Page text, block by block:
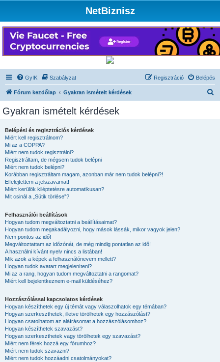
NetBiznisz
GyIK Szabályzat Belépés
Regisztráció
Fórum kezdőlap Gyakran ismételt kérdések
Gyakran ismételt kérdések
Belépési és regisztrációs kérdések
Miért kell regisztrálnom?
Mi az a COPPA?
Miért nem tudok regisztrálni?
Regisztráltam, de mégsem tudok belépni
Miért nem tudok belépni?
Korábban regisztráltam magam, azonban már nem tudok belépni?!
Elfelejtettem a jelszavamat!
Miért kerülök kiléptetésre automatikusan?
Mit csinál a „Sütik törlése”?
Felhasználói beállítások
Hogyan tudom megváltoztatni a beállításaimat?
Hogyan tudom megakadályozni, hogy mások lássák, mikor vagyok jelen?
Nem pontos az idő!
Megváltoztattam az időzónát, de még mindig pontatlan az idő!
A használni kívánt nyelv nincs a listában!
Mik azok a képek a felhasználónevem mellett?
Hogyan tudok avatart megjeleníteni?
Mi az a rang, hogyan tudom megváltoztatni a rangomat?
Miért kell bejelentkeznem e-mail küldéséhez?
Hozzászólással kapcsolatos kérdések
Hogyan készíthetek egy új témát vagy válaszolhatok egy témában?
Hogyan szerkeszthetek, illetve törölhetek egy hozzászólást?
Hogyan csatolhatom az aláírásomat a hozzászólásomhoz?
Hogyan készíthetek szavazást?
Hogyan szerkeszthetek vagy törölhetek egy szavazást?
Miért nem férek hozzá egy fórumhoz?
Miért nem tudok szavazni?
Miért nem tudok hozzáadni csatolmányokat?